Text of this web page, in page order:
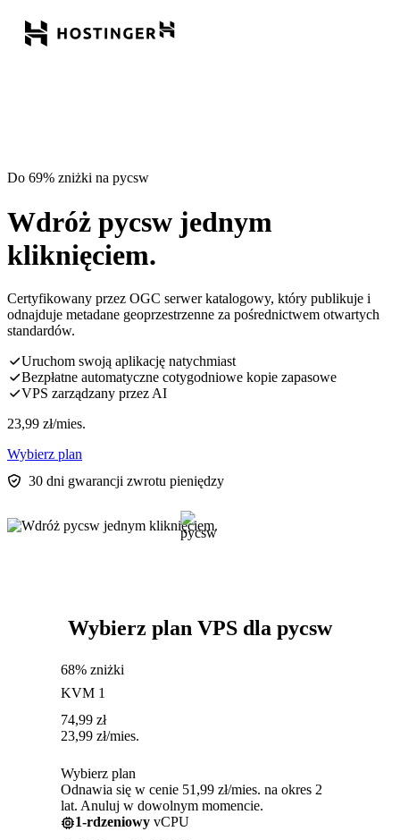
Do 69% zniżki na pycsw
Wdróż pycsw jednym
kliknięciem.
Certyfikowany przez OGC serwer katalogowy, który publikuje i
odnajduje metadane geoprzestrzenne za pośrednictwem otwartych
standardów.
Uruchom swoją aplikację natychmiast
Bezpłatne automatyczne cotygodniowe kopie zapasowe
VPS zarządzany przez AI
23,99 zł/mies.
Wybierz plan
30 dni gwarancji zwrotu pieniędzy
Wybierz plan VPS dla pycsw
68% zniżki
KVM 1
74,99 zł
23,99 zł/mies.
Wybierz plan
Odnawia się w cenie 51,99 zł/mies. na okres 2
lat. Anuluj w dowolnym momencie.
1-rdzeniowy vCPU